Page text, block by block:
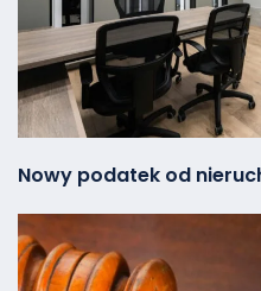
Nowy podatek od